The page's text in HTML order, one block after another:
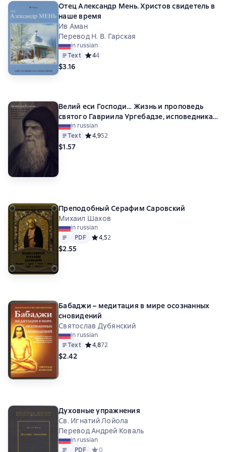
Отец Александр Мень. Христов свидетель в
наше время
Ив Аман
Перевод Н. В. Гарская
in russian
Text Средний рейтинг 4 на основе 4 оценок
44
$3.16
Велий еси Господи… Жизнь и проповедь
святого Гавриила Ургебадзе, исповедника
и юродивого
in russian
Text Средний рейтинг 4,9 на основе 52 оценок
4,952
$1.57
Преподобный Серафим Саровский
Михаил Шахов
in russian
Text
PDF
PDF Средний рейтинг 4,5 на основе 2 оценок
4,52
$2.55
Бабаджи – медитация в мире осознанных
сновидений
Святослав Дубянский
in russian
Text Средний рейтинг 4,8 на основе 72 оценок
4,872
$2.42
Духовные упражнения
Св. Игнатий Лойола
Перевод Андрей Коваль
in russian
Text
PDF
PDF Средний рейтинг 0 на основе 0 оценок
0